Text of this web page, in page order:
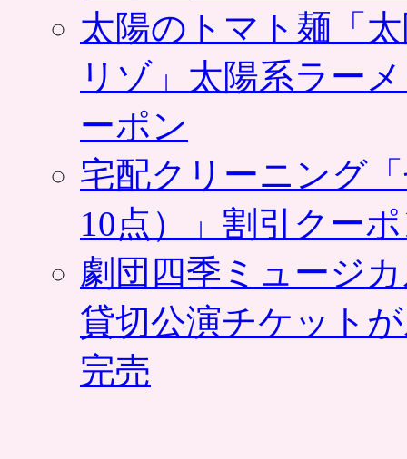
太陽のトマト麺「
リゾ」太陽系ラー
ーポン
宅配クリーニング
10点）」割引クー
劇団四季ミュージ
貸切公演チケット
完売